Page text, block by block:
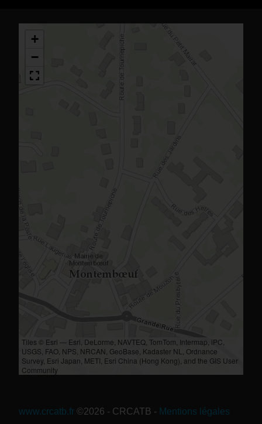
+
−
Tiles © Esri — Esri, DeLorme, NAVTEQ, TomTom, Intermap, iPC,
USGS, FAO, NPS, NRCAN, GeoBase, Kadaster NL, Ordnance
Survey, Esri Japan, METI, Esri China (Hong Kong), and the GIS User
Community
www.crcatb.fr ©2026 - CRCATB - Mentions légales